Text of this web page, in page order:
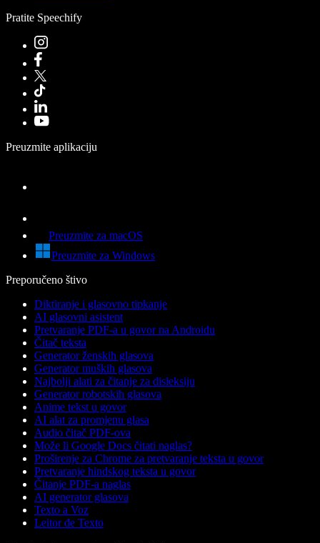
Pratite Speechify
Preuzmite aplikaciju
Preuzmite za macOS
Preuzmite za Windows
Preporučeno štivo
Diktiranje i glasovno tipkanje
AI glasovni asistent
Pretvaranje PDF-a u govor na Androidu
Čitač teksta
Generator ženskih glasova
Generator muških glasova
Najbolji alati za čitanje za disleksiju
Generator robotskih glasova
Anime tekst u govor
AI alat za promjenu glasa
Audio čitač PDF-ova
Može li Google Docs čitati naglas?
Proširenje za Chrome za pretvaranje teksta u govor
Pretvaranje hindskog teksta u govor
Čitanje PDF-a naglas
AI generator glasova
Texto a Voz
Leitor de Texto